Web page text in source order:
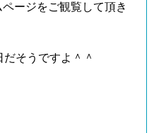
ージをご観覧して頂き
そうですよ＾＾